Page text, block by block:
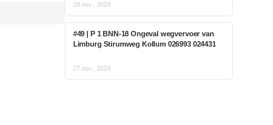
29 nov., 2024
#49 | P 1 BNN-18 Ongeval wegvervoer van
Limburg Stirumweg Kollum 026993 024431
27 nov., 2024